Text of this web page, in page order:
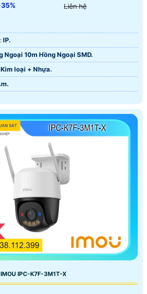
Liên hệ
👍 Công Nghệ Camera : IP.
Ngoại 10m Hồng Ngoại SMD.
loại + Nhựa.
IPC-K7F-3M1T-X